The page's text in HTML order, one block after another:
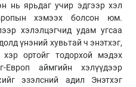
нь ярьдаг учир эдгээр хэл
хэмээх болсон юм.
хэлэлцэгчид удам угсаа
үнэний хувьтай ч энэтхэг,
ортойг тодорхой мэдэх
аймгийн хэлүүдээр
эзэлсний адил Энэтхэг